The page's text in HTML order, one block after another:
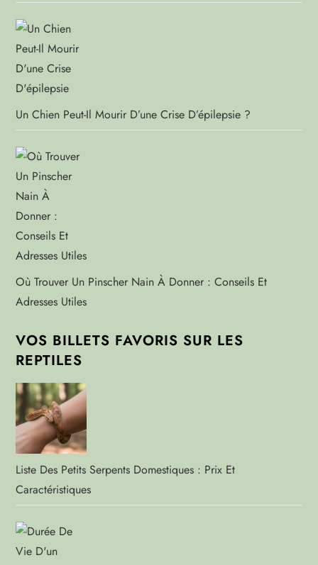
Un Chien Peut-Il Mourir D’une Crise D’épilepsie ?
Où Trouver Un Pinscher Nain À Donner : Conseils Et
Adresses Utiles
VOS BILLETS FAVORIS SUR LES
REPTILES
Liste Des Petits Serpents Domestiques : Prix Et
Caractéristiques